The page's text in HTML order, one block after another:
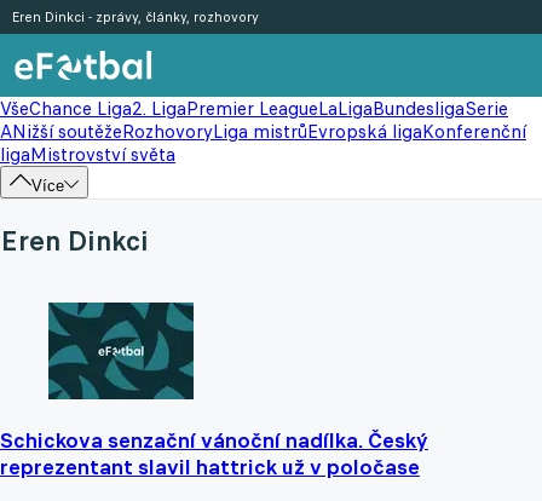
VšeChance Liga2. LigaPremier LeagueLaLigaBundesligaSerie
ANižší soutěžeRozhovoryLiga mistrůEvropská ligaKonferenční
ligaMistrovství světa
Více
Eren Dinkci - zprávy, články, rozhovory
Eren Dinkci
Schickova senzační vánoční nadílka. Český
reprezentant slavil hattrick už v poločase